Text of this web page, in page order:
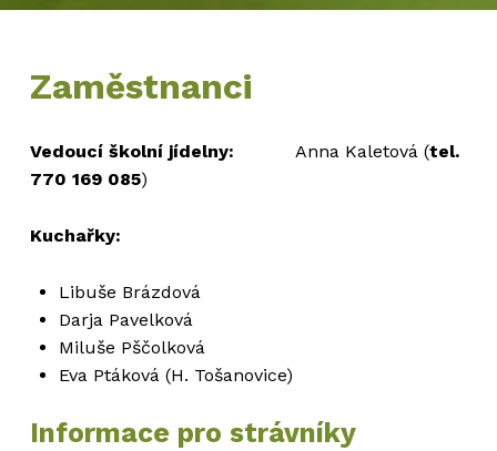
Zaměstnanci
Vedoucí školní jídelny: Anna Kaletová (tel.
770 169 085)
Kuchařky:
Libuše Brázdová
Darja Pavelková
Miluše Pščolková
Eva Ptáková (H. Tošanovice)
Informace pro strávníky